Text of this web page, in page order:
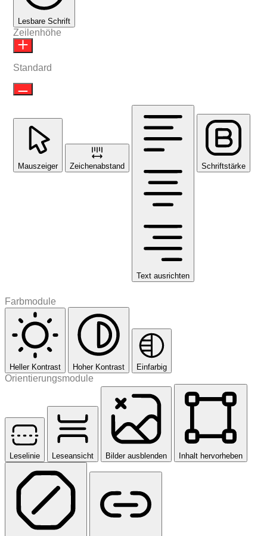
Lesbare Schrift
Zeilenhöhe
Standard
Mauszeiger Zeichenabstand
Text ausrichten
Schriftstärke
Farbmodule
Heller Kontrast Hoher Kontrast Einfarbig
Orientierungsmodule
Leselinie Leseansicht Bilder ausblenden Inhalt hervorheben